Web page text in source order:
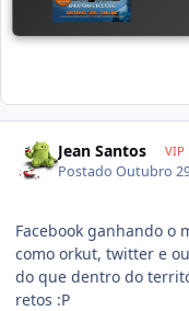
Jean Santos VIP
PostadoOutubro
Facebook ganhando o
como orkut, twitter e
do que dentro do
retos :P